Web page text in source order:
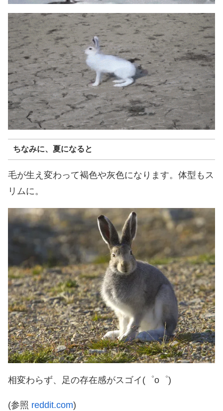
ちなみに、夏になると
毛が生え変わって褐色や灰色になります。体型もス
リムに。
相変わらず、足の存在感がスゴイ(゜o゜)
(参照 reddit.com)